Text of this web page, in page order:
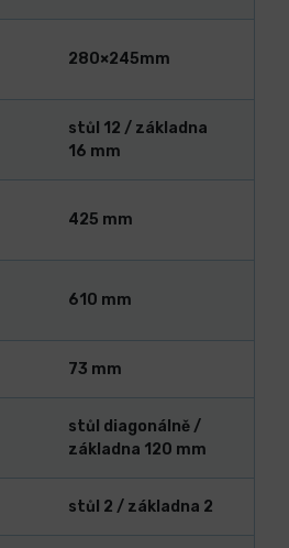
280×245mm
stůl 12 / základna
16 mm
425 mm
610 mm
73 mm
stůl diagonálně /
základna 120 mm
stůl 2 / základna 2